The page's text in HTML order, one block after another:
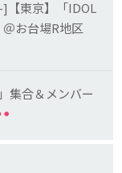
【東京】「IDOL
お台場R地区
集合＆メンバー